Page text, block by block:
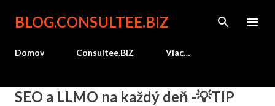
Preskočiť na hlavný obsah
BLOG.CONSULTEE.BIZ
Domov Consultee.BIZ Viac…
SEO a LLMO na každý deň -💡TIP